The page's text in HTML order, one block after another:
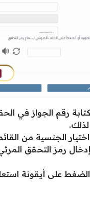
كتابة رقم الجواز في
اختيار الجنسية من
إدخال رمز التحقق
الضغط على أيقونة